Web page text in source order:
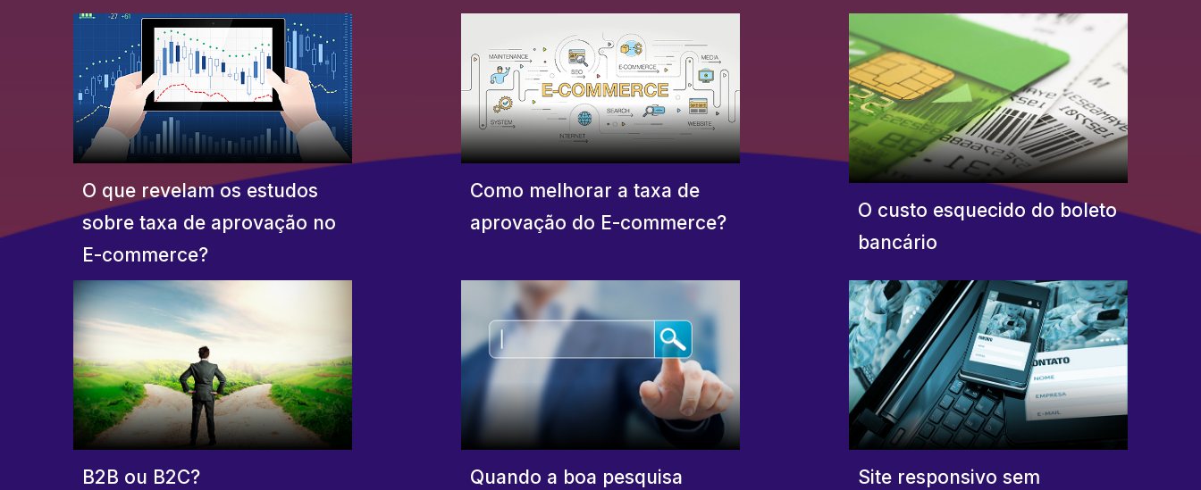
O que revelam os estudos
sobre taxa de aprovação no
E-commerce?
Como melhorar a taxa de
aprovação do E-commerce?
O custo esquecido do boleto
bancário
B2B ou B2C?
Quando a boa pesquisa
Site responsivo sem